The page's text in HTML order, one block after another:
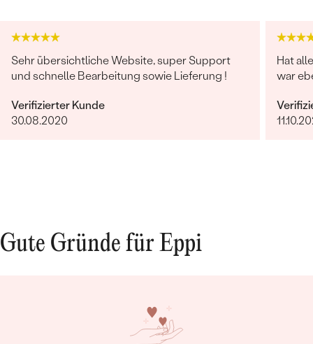
Sehr übersichtliche Website, super Support
und schnelle Bearbeitung sowie Lieferung !
Verifizierter Kunde
30.08.2020
Hat
war
Gute Gründe für Eppi